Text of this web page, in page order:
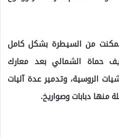
تمكنت من السيطرة بشكل كامل
حماة الشمالي بعد معارك
الروسية، وتدمير عدة آليات
منها دبابات وصواريخ.